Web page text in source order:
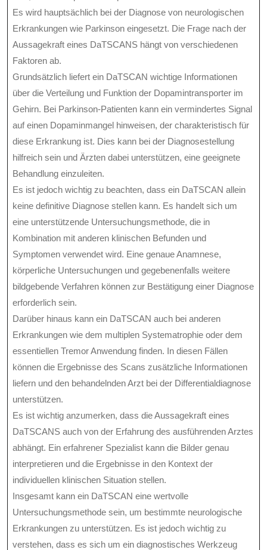
Es wird hauptsächlich bei der Diagnose von neurologischen
Erkrankungen wie Parkinson eingesetzt. Die Frage nach der
Aussagekraft eines DaTSCANS hängt von verschiedenen
Faktoren ab.
Grundsätzlich liefert ein DaTSCAN wichtige Informationen
über die Verteilung und Funktion der Dopamintransporter im
Gehirn. Bei Parkinson-Patienten kann ein vermindertes Signal
auf einen Dopaminmangel hinweisen, der charakteristisch für
diese Erkrankung ist. Dies kann bei der Diagnosestellung
hilfreich sein und Ärzten dabei unterstützen, eine geeignete
Behandlung einzuleiten.
Es ist jedoch wichtig zu beachten, dass ein DaTSCAN allein
keine definitive Diagnose stellen kann. Es handelt sich um
eine unterstützende Untersuchungsmethode, die in
Kombination mit anderen klinischen Befunden und
Symptomen verwendet wird. Eine genaue Anamnese,
körperliche Untersuchungen und gegebenenfalls weitere
bildgebende Verfahren können zur Bestätigung einer Diagnose
erforderlich sein.
Darüber hinaus kann ein DaTSCAN auch bei anderen
Erkrankungen wie dem multiplen Systematrophie oder dem
essentiellen Tremor Anwendung finden. In diesen Fällen
können die Ergebnisse des Scans zusätzliche Informationen
liefern und den behandelnden Arzt bei der Differentialdiagnose
unterstützen.
Es ist wichtig anzumerken, dass die Aussagekraft eines
DaTSCANS auch von der Erfahrung des ausführenden Arztes
abhängt. Ein erfahrener Spezialist kann die Bilder genau
interpretieren und die Ergebnisse in den Kontext der
individuellen klinischen Situation stellen.
Insgesamt kann ein DaTSCAN eine wertvolle
Untersuchungsmethode sein, um bestimmte neurologische
Erkrankungen zu unterstützen. Es ist jedoch wichtig zu
verstehen, dass es sich um ein diagnostisches Werkzeug